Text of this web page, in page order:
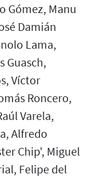
Gómez, Manu
Damián
Lama,
Guasch,
Víctor
Roncero,
Varela,
Alfredo
Chip', Miguel
Felipe del